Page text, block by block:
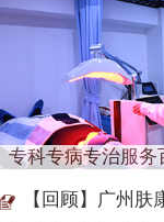
专科专病专治服务
【回顾】广州